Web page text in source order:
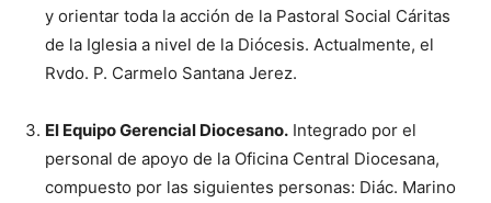
y orientar toda la acción de la Pastoral Social Cáritas
de la Iglesia a nivel de la Diócesis. Actualmente, el
Rvdo. P. Carmelo Santana Jerez.
El Equipo Gerencial Diocesano. Integrado por el
personal de apoyo de la Oficina Central Diocesana,
compuesto por las siguientes personas: Diác. Marino